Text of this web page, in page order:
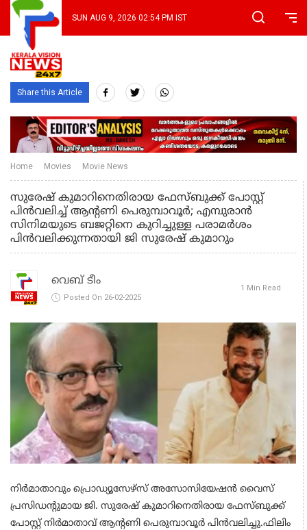
SUN AUG 9, 2026 02:54 PM IST
Share this Article
Home Movies Movie News
സുരേഷ് കുമാറിനെതിരായ ഫേസ്ബുക്ക് പോസ്റ്റ്
പിന്‍വലിച്ച് ആന്റണി പെരുമ്പാവൂർ; എമ്പുരാൻ
സിനിമയുടെ ബജറ്റിനെ കുറിച്ചുള്ള പരാമർശം
പിൻവലിക്കുന്നതായി ജി സുരേഷ് കുമാറും
വെബ് ടീം
Posted On 26-02-2025
1 Min Read
നിര്‍മാതാവും പ്രൊഡ്യൂസേഴ്‌സ് അസോസിയേഷന്‍ വൈസ്
പ്രസിഡന്റുമായ ജി. സുരേഷ് കുമാറിനെതിരായ ഫേസ്ബുക്ക്
പോസ്റ്റ് നിര്‍മാതാവ് ആന്റണി പെരുമ്പാവൂര്‍ പിന്‍വലിച്ചു.ഫിലിം